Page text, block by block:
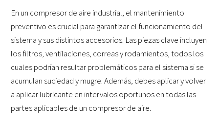
En un compresor de aire industrial, el mantenimiento
preventivo es crucial para garantizar el funcionamiento del
sistema y sus distintos accesorios. Las piezas clave incluyen
los filtros, ventilaciones, correas y rodamientos, todos los
cuales podrían resultar problemáticos para el sistema si se
acumulan suciedad y mugre. Además, debes aplicar y volver
a aplicar lubricante en intervalos oportunos en todas las
partes aplicables de un compresor de aire.